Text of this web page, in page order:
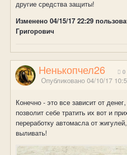
другие средства защиты!
Изменено 04/15/17 22:29
Григорович
Ненькопчел26 0
Опубликовано 04/10/17
Конечно - это все зависит от
позволит себе тратить их вот и
переработку автомасла от
выливать!